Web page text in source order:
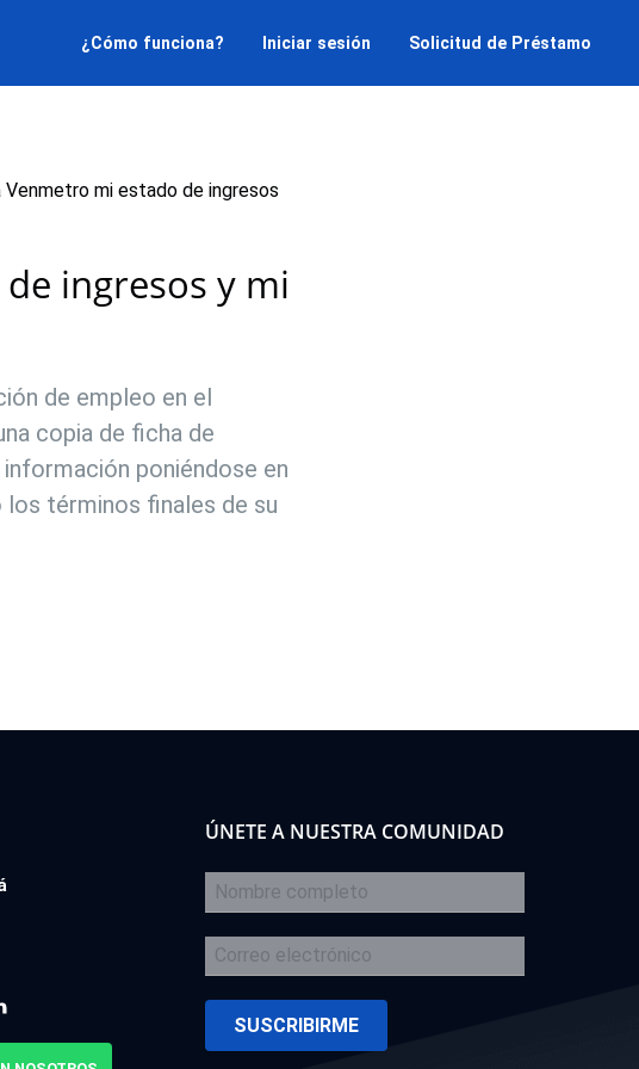
¿Cómo funciona? Iniciar sesión Solicitud de Préstamo
Venmetro mi estado de ingresos
ingresos y mi
de empleo en el
copia de ficha de
poniéndose en
términos finales de su
ÚNETE A NUESTRA COMUNIDAD